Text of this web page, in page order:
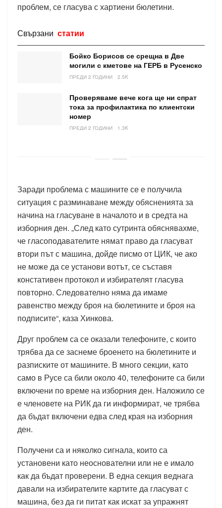
проблем, се гласува с хартиени бюлетини.
Свързани статии
Бойко Борисов се срещна в Две
могили с кметове на ГЕРБ в Русенско
ПРЕДИ 2 ГОДИНИ 2.5K
Проверяваме вече кога ще ни спрат
тока за профилактика по клиентски
номер
ПРЕДИ 2 ГОДИНИ 1.3K
Заради проблема с машините се е получила
ситуация с разминаване между обясненията за
начина на гласуване в началото и в средта на
изборния ден. „След като сутринта обяснявахме,
че гласоподавателите нямат право да гласуват
втори път с машина, дойде писмо от ЦИК, че ако
не може да се установи вотът, се съставя
констативен протокол и избирателят гласува
повторно. Следователно няма да имаме
равенство между броя на бюлетините и броя на
подписите“, каза Хинкова.
Друг проблем са се оказали телефоните, с които
трябва да се заснеме броенето на бюлетините и
разписките от машините. В много секции, като
само в Русе са били около 40, телефоните са били
включени по време на изборния ден. Наложило се
е членовете на РИК да ги информират, че трябва
да бъдат включени едва след края на изборния
ден.
Получени са и няколко сигнала, които са
установени като неоснователни или не е имало
как да бъдат проверени. В една секция веднага
давали на избирателите картите да гласуват с
машина, без да ги питат как искат за упражнят